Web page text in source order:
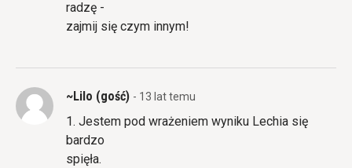
radzę -
zajmij się czym innym!
~Lilo (gość) - 13 lat temu
1. Jestem pod wrażeniem wyniku Lechia się
bardzo
spięła.